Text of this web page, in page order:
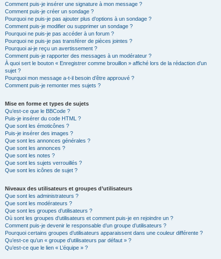
Comment puis-je insérer une signature à mon message ?
Comment puis-je créer un sondage ?
Pourquoi ne puis-je pas ajouter plus d’options à un sondage ?
Comment puis-je modifier ou supprimer un sondage ?
Pourquoi ne puis-je pas accéder à un forum ?
Pourquoi ne puis-je pas transférer de pièces jointes ?
Pourquoi ai-je reçu un avertissement ?
Comment puis-je rapporter des messages à un modérateur ?
À quoi sert le bouton « Enregistrer comme brouillon » affiché lors de la rédaction d’un
sujet ?
Pourquoi mon message a-t-il besoin d’être approuvé ?
Comment puis-je remonter mes sujets ?
Mise en forme et types de sujets
Qu’est-ce que le BBCode ?
Puis-je insérer du code HTML ?
Que sont les émoticônes ?
Puis-je insérer des images ?
Que sont les annonces générales ?
Que sont les annonces ?
Que sont les notes ?
Que sont les sujets verrouillés ?
Que sont les icônes de sujet ?
Niveaux des utilisateurs et groupes d’utilisateurs
Que sont les administrateurs ?
Que sont les modérateurs ?
Que sont les groupes d’utilisateurs ?
Où sont les groupes d’utilisateurs et comment puis-je en rejoindre un ?
Comment puis-je devenir le responsable d’un groupe d’utilisateurs ?
Pourquoi certains groupes d’utilisateurs apparaissent dans une couleur différente ?
Qu’est-ce qu’un « groupe d’utilisateurs par défaut » ?
Qu’est-ce que le lien « L’équipe » ?